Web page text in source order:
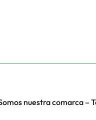
nuestra comarca –